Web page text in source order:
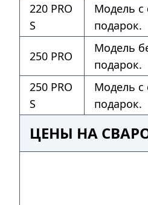
220 PRO
S
Модель с
подарок.
250 PRO
Модель
подарок.
250 PRO
S
Модель с
подарок.
ЦЕНЫ НА